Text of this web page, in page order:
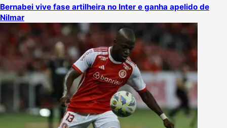
Bernabei vive fase artilheira no Inter e ganha apelido de
Nilmar